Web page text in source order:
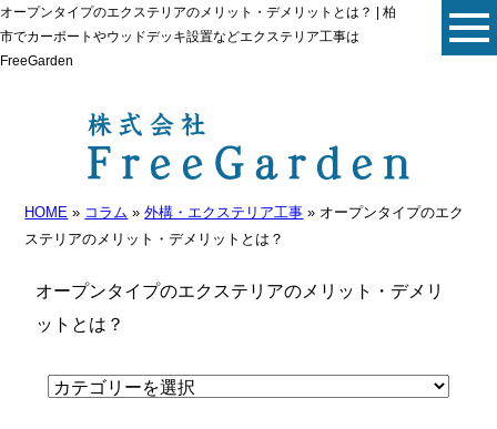
オープンタイプのエクステリアのメリット・デメリットとは？ | 柏
市でカーポートやウッドデッキ設置などエクステリア工事は
FreeGarden
HOME » コラム »外構・エクステリア工事 » オープンタイプのエク
ステリアのメリット・デメリットとは？
オープンタイプのエクステリアのメリット・デメリ
ットとは？